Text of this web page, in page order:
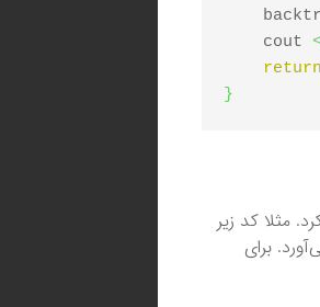
    cout
return
}
مثلا کد زیر
برای